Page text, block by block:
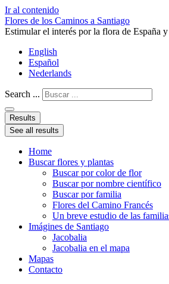
Ir al contenido
Flores de los Caminos a Santiago
Estimular el interés por la flora de España
English
Español
Nederlands
Search ...
Results
See all results
Home
Buscar flores y plantas
Buscar por color de flor
Buscar por nombre científico
Buscar por familia
Flores del Camino Francés
Un breve estudio de las
Imágines de Santiago
Jacobalia
Jacobalia en el mapa
Mapas
Contacto